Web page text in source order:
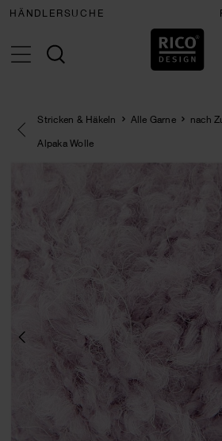
HÄNDLERSUCHE
Eine Kategorie zurück
Stricken & Häkeln Alle Garne
nach
Alpaka Wolle